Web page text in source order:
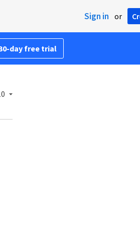
Sign in or
day free trial